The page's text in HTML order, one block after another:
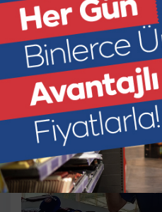
‘Müzik bozulursa,
da bozulur’
Ana Sayfa Kültür Sanat